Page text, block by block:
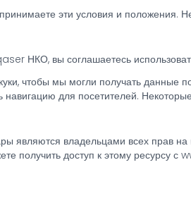
эти условия и
НКО, вы соглашаетесь
чтобы мы могли получать
для посетителей.
являются владельцами всех прав
получить доступ к этому ресурсу